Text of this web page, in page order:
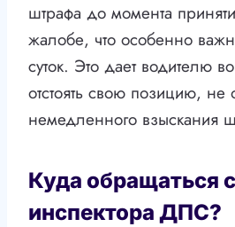
штрафа до момента
жалобе, что особенно
суток. Это дает водителю
отстоять свою позицию, не
немедленного взыскания
Куда обращаться
инспектора ДПС?